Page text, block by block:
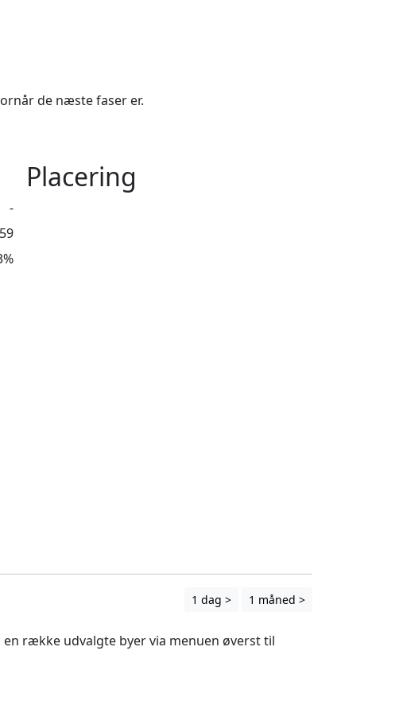
de næste faser er.
-
Placering
1 dag > 1 måned >
række udvalgte byer via menuen øverst til